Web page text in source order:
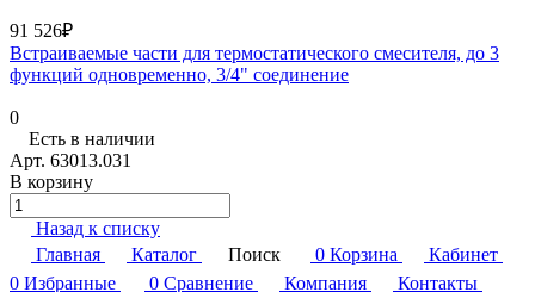
91 526₽
Встраиваемые части для термостатического смесителя, до 3
функций одновременно, 3/4" соединение
0
Есть в наличии
Арт. 63013.031
В корзину
Назад к списку
Главная
Каталог Поиск 0 Корзина
Кабинет
0 Избранные 0 Сравнение Компания
Контакты